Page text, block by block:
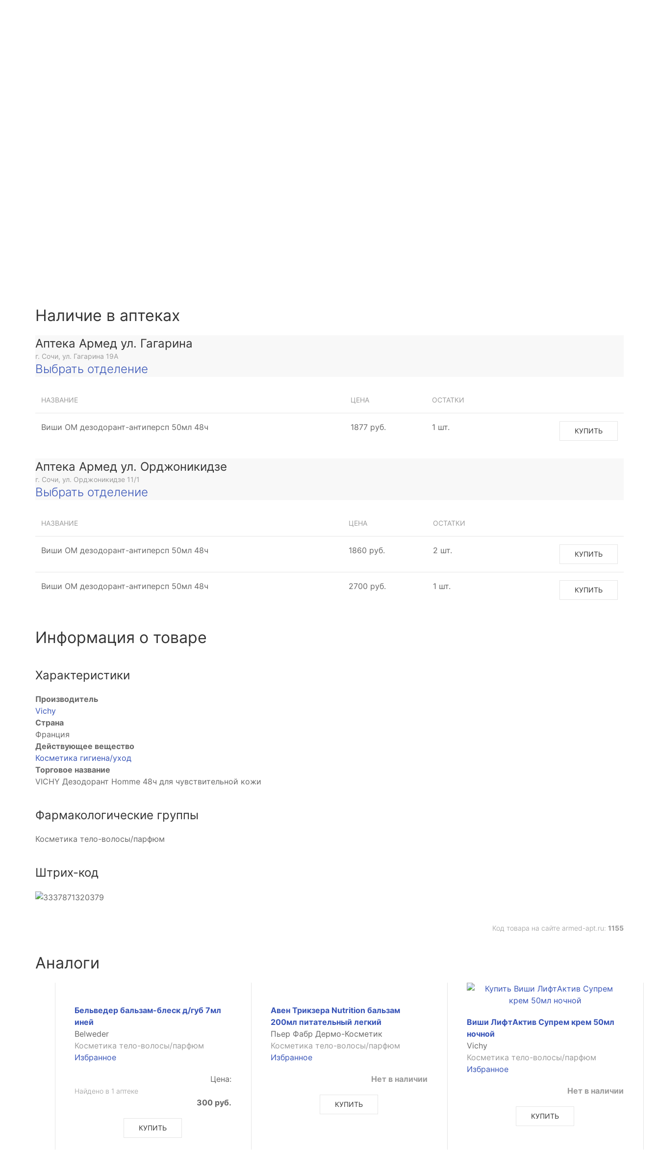
Наличие в аптеках
Аптека Армед ул. Гагарина
г. Сочи, ул. Гагарина 19А
Выбрать отделение
НАЗВАНИЕ ЦЕНА ОСТАТКИ
Виши ОМ дезодорант-антиперсп 50мл 48ч 1877 руб. 1 шт. КУПИТЬ
Аптека Армед ул. Орджоникидзе
г. Сочи, ул. Орджоникидзе 11/1
Выбрать отделение
НАЗВАНИЕ ЦЕНА ОСТАТКИ
Виши ОМ дезодорант-антиперсп 50мл 48ч 1860 руб. 2 шт. КУПИТЬ
Виши ОМ дезодорант-антиперсп 50мл 48ч 2700 руб. 1 шт. КУПИТЬ
Информация о товаре
Характеристики
Производитель
Vichy
Страна
Франция
Действующее вещество
Косметика гигиена/уход
Торговое название
VICHY Дезодорант Homme 48ч для чувствительной кожи
Фармакологические группы
Косметика тело-волосы/парфюм
Штрих-код
Код товара на сайте armed-apt.ru: 1155
Аналоги
Бельведер бальзам-блеск д/губ 7мл
иней
Belweder
Косметика тело-волосы/парфюм
Избранное
Цена:
Найдено в 1 аптеке
300 руб.
КУПИТЬ
Авен Трикзера Nutrition бальзам
200мл питательный легкий
Пьер Фабр Дермо-Косметик
Косметика тело-волосы/парфюм
Избранное
Нет в наличии
КУПИТЬ
Виши ЛифтАктив Супрем крем 50мл
ночной
Vichy
Косметика тело-волосы/парфюм
Избранное
Нет в наличии
КУПИТЬ